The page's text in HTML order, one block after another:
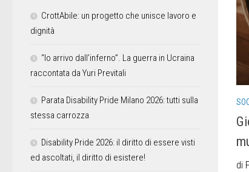
di
CrottAbile: un progetto che unisce lavoro e
dignità
“Io arrivo dall’inferno”. La guerra in Ucraina
raccontata da Yuri Previtali
Parata Disability Pride Milano 2026: tutti sulla
stessa carrozza
Disability Pride 2026: il diritto di essere visti
ed ascoltati, il diritto di esistere!